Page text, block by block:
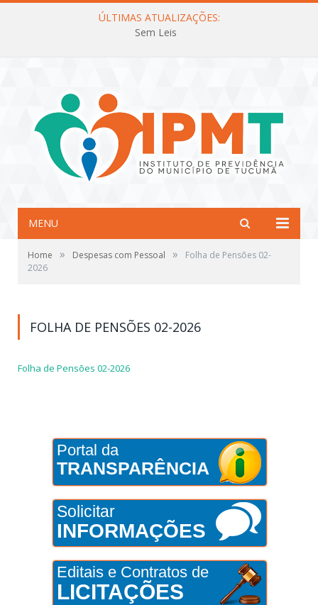
ÚLTIMAS ATUALIZAÇÕES:
Sem Leis
MENU
Home » Despesas com Pessoal »
Folha de Pensões 02-
2026
FOLHA DE PENSÕES 02-2026
Folha de Pensões 02-2026
Portal da
TRANSPARÊNCIA
Solicitar
INFORMAÇÕES
Editais e Contratos de
LICITAÇÕES